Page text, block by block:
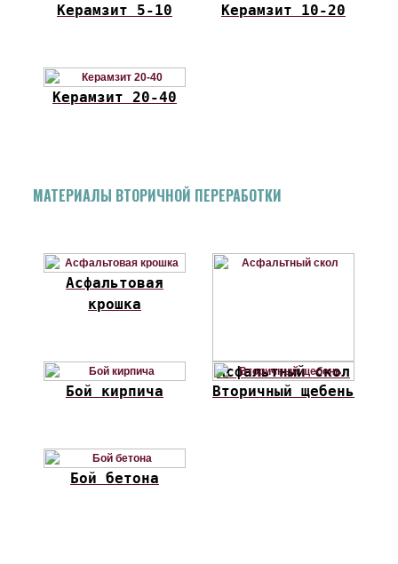
Керамзит 5-10 Керамзит 10-20
Керамзит 20-40
МАТЕРИАЛЫ ВТОРИЧНОЙ ПЕРЕРАБОТКИ
Асфальтовая
крошка
Асфальтный скол
Бой кирпича
Вторичный щебень
Бой бетона